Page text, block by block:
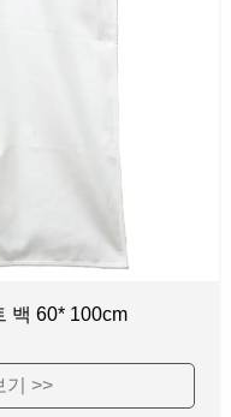
백 60* 100cm
기 >>